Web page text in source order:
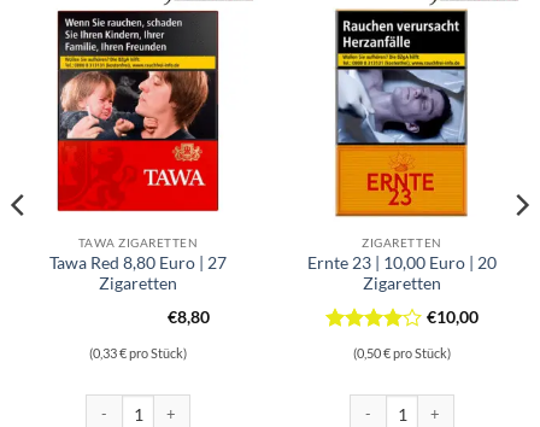
TAWA ZIGARETTEN
Tawa Red 8,80 Euro | 27
Zigaretten
€8,80
(0,33 € pro Stück)
ZIGARETTEN
Ernte 23 | 10,00 Euro | 20
Zigaretten
Bewertet
mit 4
€10,00
(0,50 € pro Stück)